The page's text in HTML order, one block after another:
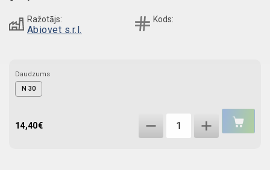
Ražotājs:
Abiovet s.r.l.
Kods:
Daudzums
N 30
14,40€